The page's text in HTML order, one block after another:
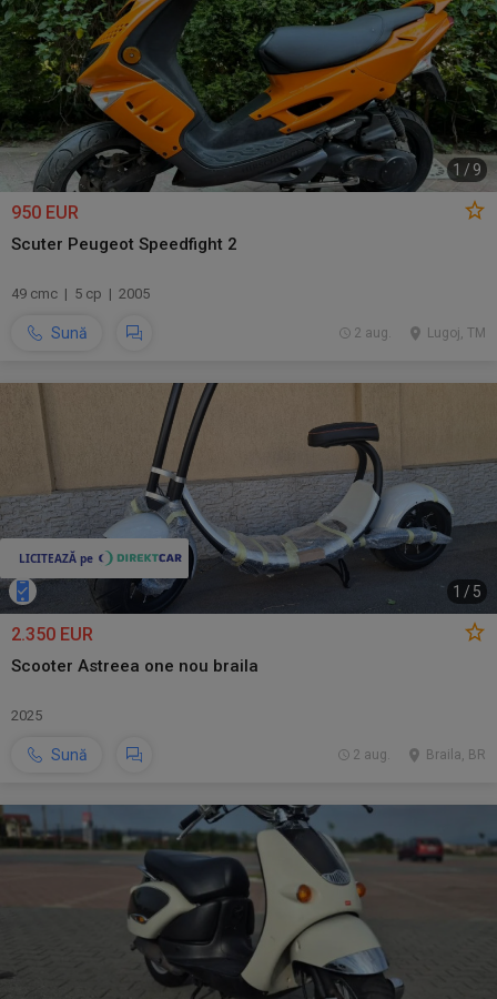
1 / 9
950 EUR
Scuter Peugeot Speedfight 2
49 cmc | 5 cp | 2005
Sună Lugoj, TM
2 aug.
1 / 5
2.350 EUR
Scooter Astreea one nou braila
2025
Sună Braila, BR
2 aug.